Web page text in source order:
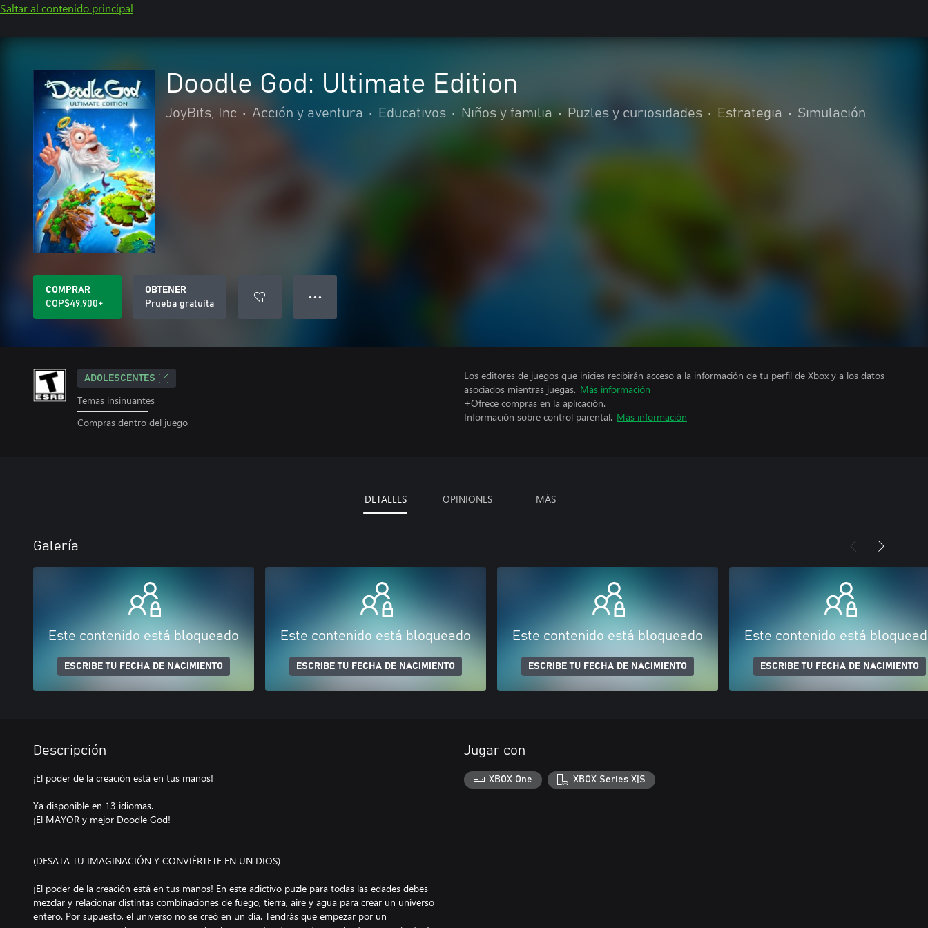
Saltar al contenido principal
Doodle God: Ultimate Edition
JoyBits, Inc • Acción y aventura • Educativos • Niños y familia • Puzles y curiosidades • Estrategia • Simulación
COMPRAR
COP$49.900+
OBTENER
Prueba gratuita
● ● ●
ADOLESCENTES
Temas insinuantes
Compras dentro del juego
Los editores de juegos que inicies recibirán acceso a la información de tu perfil de Xbox y a los datos
asociados mientras juegas. Más información
+Ofrece compras en la aplicación.
Información sobre control parental. Más información
DETALLES OPINIONES MÁS
Galería
Este contenido está bloqueado
ESCRIBE TU FECHA DE NACIMIENTO
Este contenido está bloqueado
ESCRIBE TU FECHA DE NACIMIENTO
Este contenido está bloqueado
ESCRIBE TU FECHA DE NACIMIENTO
Este contenido está
ESCRIBE TU FECHA DE NACIMIENTO
Descripción
¡El poder de la creación está en tus manos!
Ya disponible en 13 idiomas.
¡El MAYOR y mejor Doodle God!
(DESATA TU IMAGINACIÓN Y CONVIÉRTETE EN UN DIOS)
¡El poder de la creación está en tus manos! En este adictivo puzle para todas las edades debes
mezclar y relacionar distintas combinaciones de fuego, tierra, aire y agua para crear un universo
entero. Por supuesto, el universo no se creó en un día. Tendrás que empezar por un
Jugar con
XBOX One XBOX Series X|S